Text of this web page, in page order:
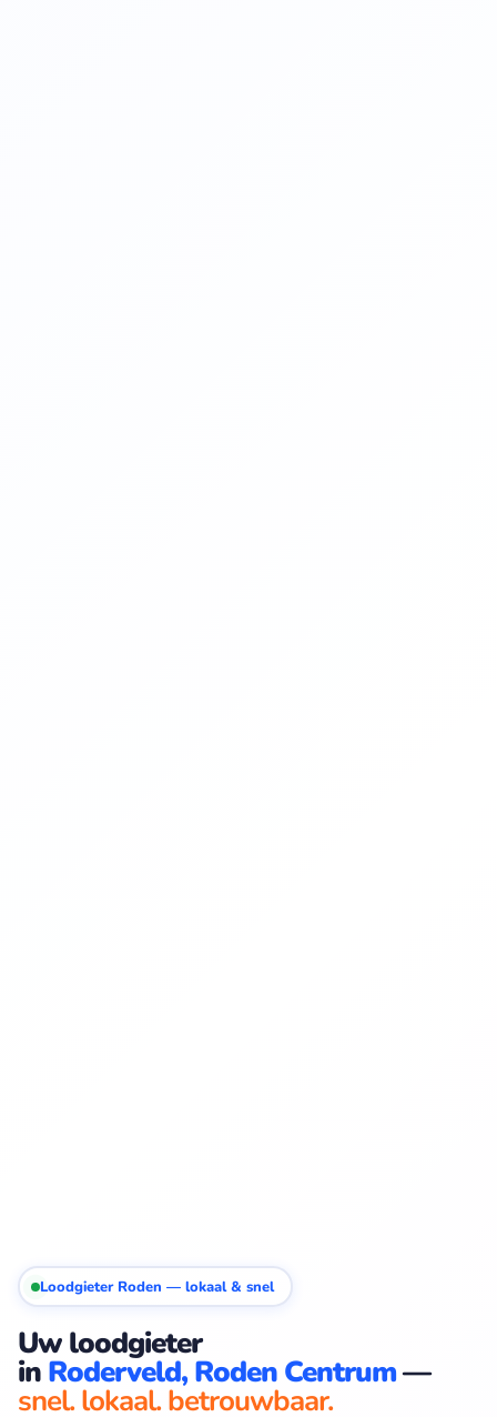
Loodgieter Roden — lokaal & snel
Uw loodgieter
in Roderveld, Roden Centrum—
snel. lokaal. betrouwbaar.